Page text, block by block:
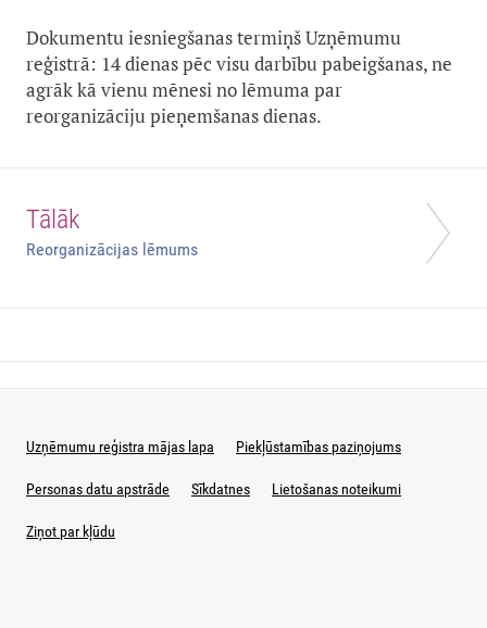
Dokumentu iesniegšanas termiņš Uzņēmumu
reģistrā: 14 dienas pēc visu darbību pabeigšanas, ne
agrāk kā vienu mēnesi no lēmuma par
reorganizāciju pieņemšanas dienas.
Tālāk
Reorganizācijas lēmums
Uzņēmumu reģistra mājas lapa Piekļūstamības paziņojums
Personas datu apstrāde Sīkdatnes Lietošanas noteikumi
Ziņot par kļūdu